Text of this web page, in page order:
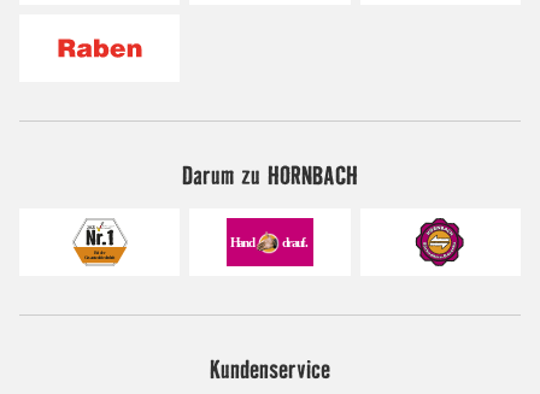
Darum zu HORNBACH
Kundenservice